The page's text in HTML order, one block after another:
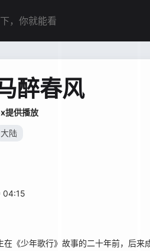
醉春风
提供播放
大陆
04:15
少年歌行》故事的二十年前，后来